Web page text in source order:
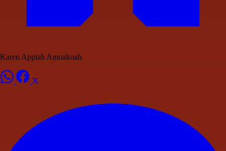
Karen Appiah Amoakoah